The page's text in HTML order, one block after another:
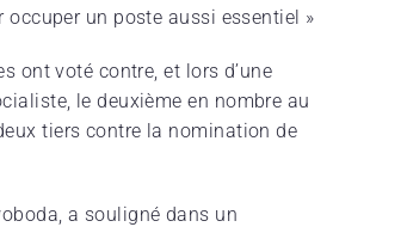
un poste aussi essentiel »
ont voté contre, et lors d’une
le deuxième en nombre au
tiers contre la nomination de
a souligné dans un